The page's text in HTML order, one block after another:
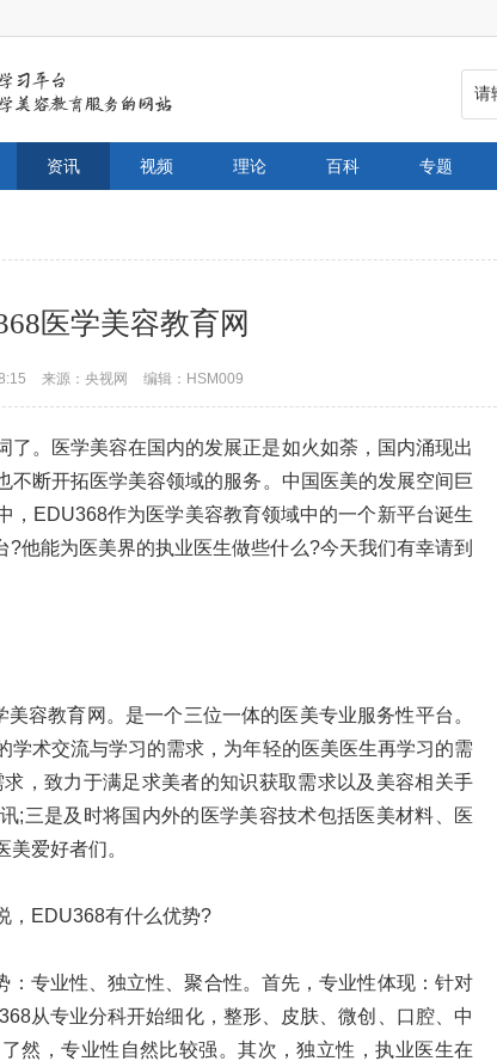
资讯 视频 理论 百科 专题
医学美容教育网
来源：央视网 编辑：HSM009
了。医学美容在国内的发展正是如火如荼，国内涌现出
不断开拓医学美容领域的服务。中国医美的发展空间巨
，EDU368作为医学美容教育领域中的一个新平台诞生
他能为医美界的执业医生做些什么?今天我们有幸请到
容教育网。是一个三位一体的医美专业服务性平台。
学术交流与学习的需求，为年轻的医美医生再学习的需
，致力于满足求美者的知识获取需求以及美容相关手
;三是及时将国内外的医学美容技术包括医美材料、医
爱好者们。
，EDU368有什么优势?
：专业性、独立性、聚合性。首先，专业性体现：针对
从专业分科开始细化，整形、皮肤、微创、口腔、中
然，专业性自然比较强。其次，独立性，执业医生在